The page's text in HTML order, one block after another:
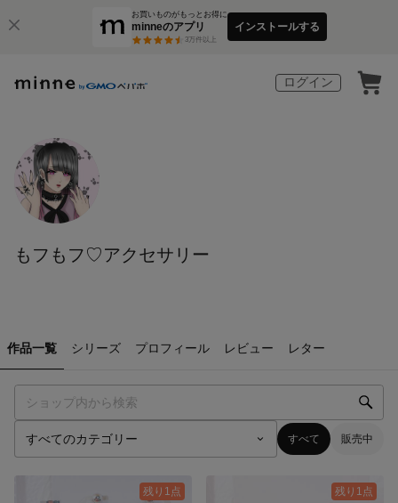
お買いものがもっとお得に
minneのアプリ
3万件以上
インストールする
ログイン
もフもフ♡アクセサリー
作品一覧 シリーズ プロフィール レビュー レター
すべて 販売中
残り1点 残り1点